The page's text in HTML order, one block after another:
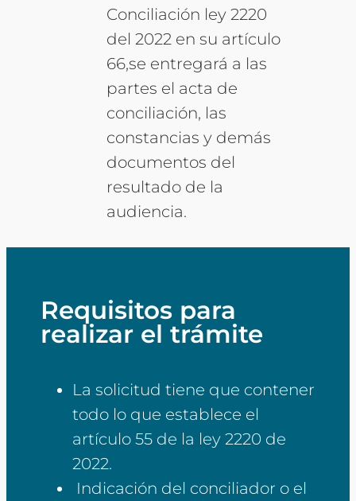
Conciliación ley 2220
del 2022 en su artículo
66,se entregará a las
partes el acta de
conciliación, las
constancias y demás
documentos del
resultado de la
audiencia.
Requisitos para
realizar el trámite
La solicitud tiene que contener
todo lo que establece el
artículo 55 de la ley 2220 de
2022.
Indicación del conciliador o el